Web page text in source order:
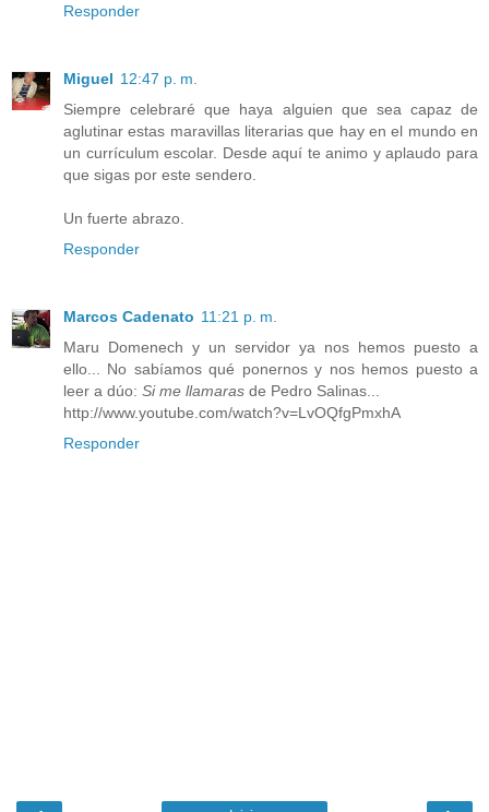
Responder
Miguel 12:47 p. m.
Siempre celebraré que haya alguien que sea capaz de
aglutinar estas maravillas literarias que hay en el mundo en
un currículum escolar. Desde aquí te animo y aplaudo para
que sigas por este sendero.
Un fuerte abrazo.
Responder
Marcos Cadenato 11:21 p. m.
Maru Domenech y un servidor ya nos hemos puesto a
ello... No sabíamos qué ponernos y nos hemos puesto a
leer a dúo: Si me llamaras de Pedro Salinas...
http://www.youtube.com/watch?v=LvOQfgPmxhA
Responder